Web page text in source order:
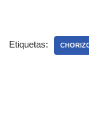
Etiquetas: